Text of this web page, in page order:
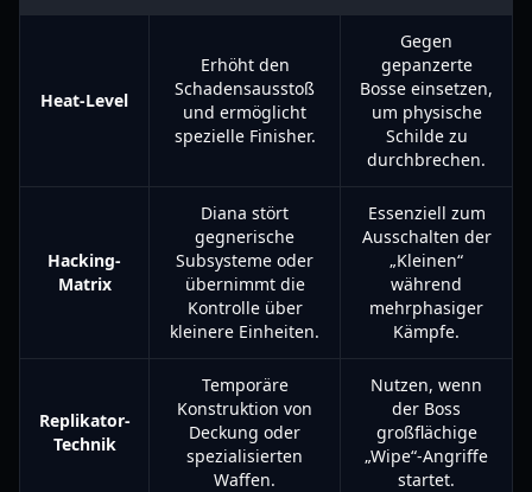
Heat-Level
Erhöht den
Schadensausstoß
und ermöglicht
spezielle Finisher.
Gegen
gepanzerte
Bosse einsetzen,
um physische
Schilde zu
durchbrechen.
Hacking-
Matrix
Diana stört
gegnerische
Subsysteme oder
übernimmt die
Kontrolle über
kleinere Einheiten.
Essenziell zum
Ausschalten der
„Kleinen“
während
mehrphasiger
Kämpfe.
Replikator-
Technik
Temporäre
Konstruktion von
Deckung oder
spezialisierten
Waffen.
Nutzen, wenn
der Boss
großflächige
„Wipe“-Angriffe
startet.